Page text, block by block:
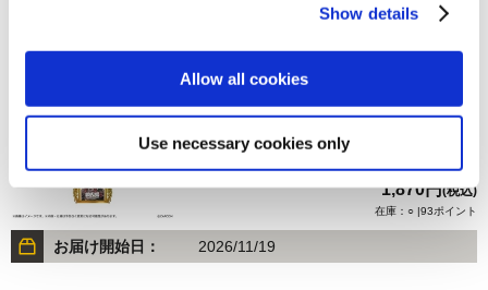
Show details
Allow all cookies
Use necessary cookies only
バイオハザード30周年 メインアートメタルブックマーカ
1,870円(税込)
在庫：○ |93ポイント
お届け開始日： 2026/11/19